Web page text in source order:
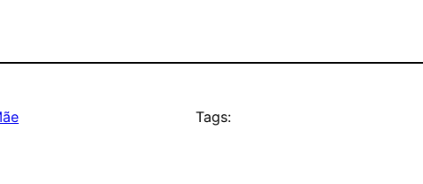
Tags: